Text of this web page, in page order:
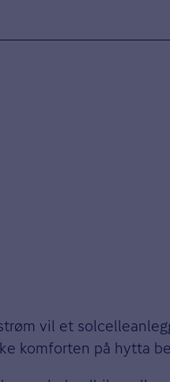
vil et
komforten på hytta